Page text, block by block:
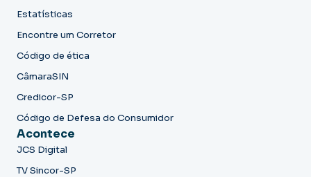
Estatísticas
Encontre um Corretor
Código de ética
CâmaraSIN
Credicor-SP
Código de Defesa do Consumidor
Acontece
JCS Digital
TV Sincor-SP